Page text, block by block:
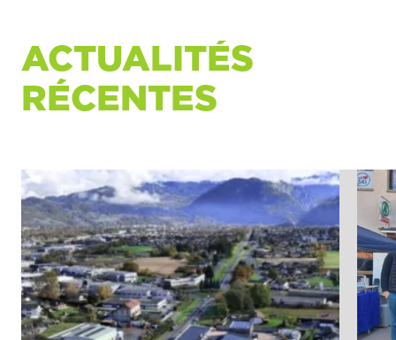
ACTUALITÉS
RÉCENTES